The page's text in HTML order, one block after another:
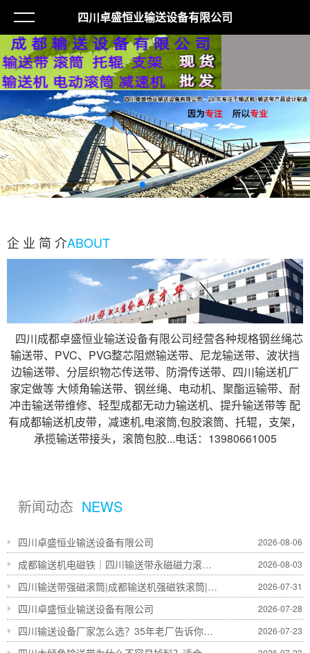
四川卓盛恒业输送设备有限公司
企 业 简 介ABOUT
四川成都卓盛恒业输送设备有限公司经营各种规格钢丝绳芯
输送带、PVC、PVG整芯阻燃输送带、尼龙输送带、波状挡
边输送带、分层织物芯传送带、防滑传送带、四川输送机厂
家定做等 大倾角输送带、钢丝绳、电动机、聚酯运输带、耐
冲击输送带维修、轻型成都无动力输送机、提升输送带等 配
有成都输送机皮带，减速机,电滚筒,包胶滚筒、托辊，支架，
承揽输送带接头，滚筒包胶...电话：13980661005
新闻动态 NEWS
四川卓盛恒业输送设备有限公司 2026-08-06
成都输送机电磁铁｜四川输送带永磁磁力滚筒生产厂家 - 四川卓盛恒业输送设备 2026-08-03
四川输送带强磁滚筒|成都输送机强磁铁滚筒|永磁磁力滚筒-四川卓盛恒业 2026-07-31
四川卓盛恒业输送设备有限公司 2026-07-28
四川输送设备厂家怎么选？35年老厂告诉你避坑技巧 2026-07-23